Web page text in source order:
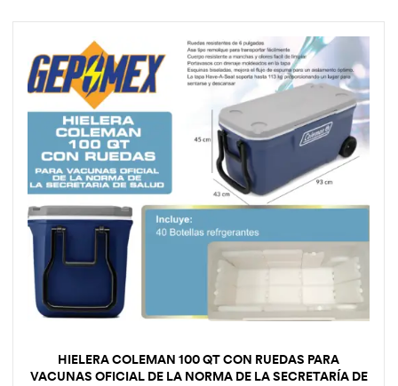
HIELERA COLEMAN 100 QT CON RUEDAS PARA
VACUNAS OFICIAL DE LA NORMA DE LA SECRETARÍA DE